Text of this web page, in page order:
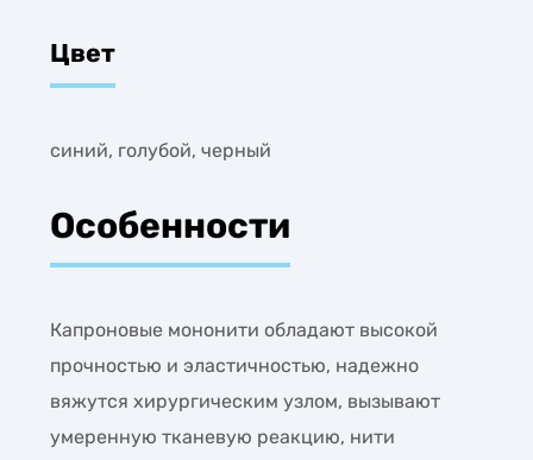
Цвет
синий, голубой, черный
Особенности
Капроновые мононити обладают высокой
прочностью и эластичностью, надежно
вяжутся хирургическим узлом, вызывают
умеренную тканевую реакцию, нити